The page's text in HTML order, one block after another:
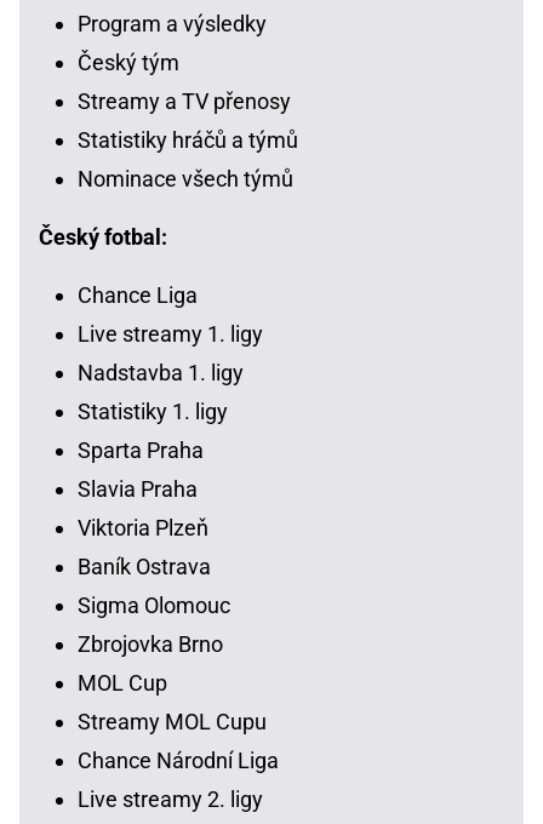
Program a výsledky
Český tým
Streamy a TV přenosy
Statistiky hráčů a týmů
Nominace všech týmů
Český fotbal:
Chance Liga
Live streamy 1. ligy
Nadstavba 1. ligy
Statistiky 1. ligy
Sparta Praha
Slavia Praha
Viktoria Plzeň
Baník Ostrava
Sigma Olomouc
Zbrojovka Brno
MOL Cup
Streamy MOL Cupu
Chance Národní Liga
Live streamy 2. ligy